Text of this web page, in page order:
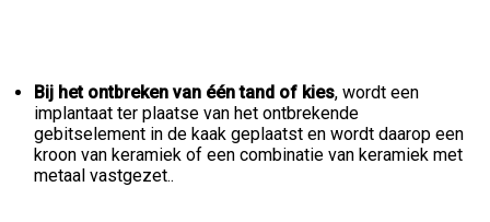
Bij het ontbreken van één tand of kies, wordt een
implantaat ter plaatse van het ontbrekende
gebitselement in de kaak geplaatst en wordt daarop een
kroon van keramiek of een combinatie van keramiek met
metaal vastgezet..